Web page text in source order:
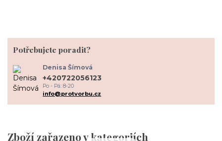
Zboží zařazeno v kategoriích
Potřebujete poradit?
Denisa Šímová
+420722056123
Po - Pá: 8-20
info@protvorbu.cz